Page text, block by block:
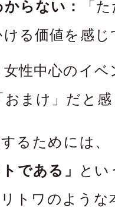
らない：
「
る価値を感
女性中心のイ
まけ」だと
るためには、
である」 と
トワのよう